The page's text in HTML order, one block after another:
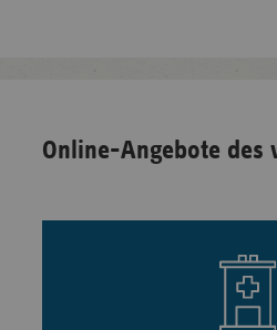
Online-Angebote des